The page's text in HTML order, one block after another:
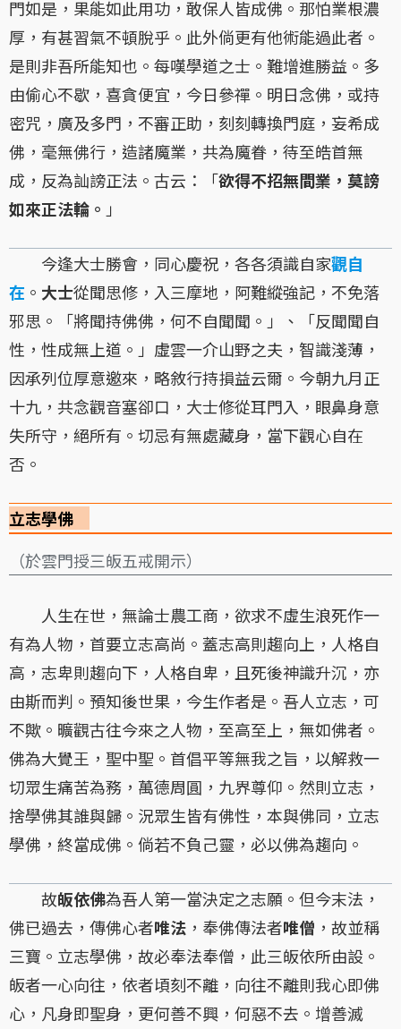
門如是，果能如此用功，敢保人皆成佛。那怕業根濃
厚，有甚習氣不頓脫乎。此外倘更有他術能過此者。
是則非吾所能知也。每嘆學道之士。難增進勝益。多
由偷心不歇，喜貪便宜，今日參禪。明日念佛，或持
密咒，廣及多門，不審正助，刻刻轉換門庭，妄希成
佛，毫無佛行，造諸魔業，共為魔眷，待至皓首無
成，反為訕謗正法。古云：「欲得不招無間業，莫謗
如來正法輪。 」
今逢大士勝會，同心慶祝，各各須識自家觀自
在 。 大士從聞思修，入三摩地，阿難縱強記，不免落
邪思。「將聞持佛佛，何不自聞聞。」、「反聞聞自
性，性成無上道。」虛雲一介山野之夫，智識淺薄，
因承列位厚意邀來，略敘行持損益云爾。今朝九月正
十九，共念觀音塞卻口，大士修從耳門入，眼鼻身意
失所守，絕所有。切忌有無處藏身，當下觀心自在
否。
立志學佛
（於雲門授三皈五戒開示）
人生在世，無論士農工商，欲求不虛生浪死作一
有為人物，首要立志高尚。蓋志高則趨向上，人格自
高，志卑則趨向下，人格自卑，且死後神識升沉，亦
由斯而判。預知後世果，今生作者是。吾人立志，可
不歟。曠觀古往今來之人物，至高至上，無如佛者。
佛為大覺王，聖中聖。首倡平等無我之旨，以解救一
切眾生痛苦為務，萬德周圓，九界尊仰。然則立志，
捨學佛其誰與歸。況眾生皆有佛性，本與佛同，立志
學佛，終當成佛。倘若不負己靈，必以佛為趨向。
故皈依佛為吾人第一當決定之志願。但今末法，
佛已過去，傳佛心者唯法 ，奉佛傳法者唯僧 ，故並稱
三寶。立志學佛，故必奉法奉僧，此三皈依所由設。
皈者一心向往，依者頃刻不離，向往不離則我心即佛
心，凡身即聖身，更何善不興，何惡不去。增善滅